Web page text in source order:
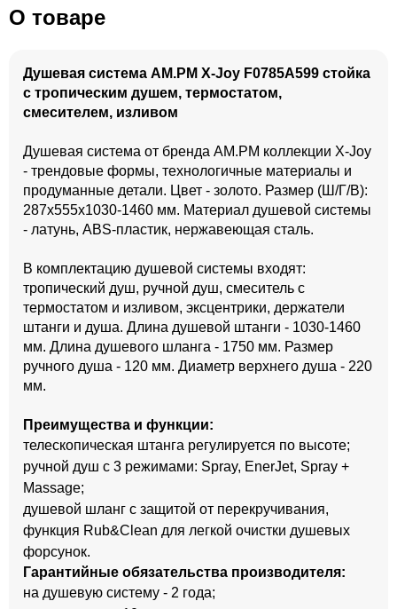
О товаре
Душевая система AM.PM X-Joy F0785A599 стойка
с тропическим душем, термостатом,
смесителем, изливом
Душевая система от бренда AM.PM коллекции X-Joy
- трендовые формы, технологичные материалы и
продуманные детали. Цвет - золото. Размер (Ш/Г/В):
287x555x1030-1460 мм. Материал душевой системы
- латунь, ABS-пластик, нержавеющая сталь.
В комплектацию душевой системы входят:
тропический душ, ручной душ, смеситель с
термостатом и изливом, эксцентрики, держатели
штанги и душа. Длина душевой штанги - 1030-1460
мм. Длина душевого шланга - 1750 мм. Размер
ручного душа - 120 мм. Диаметр верхнего душа - 220
мм.
Преимущества и функции:
телескопическая штанга регулируется по высоте;
ручной душ с 3 режимами: Spray, EnerJet, Spray +
Massage;
душевой шланг с защитой от перекручивания,
функция Rub&Clean для легкой очистки душевых
форсунок.
Гарантийные обязательства производителя:
на душевую систему - 2 года;